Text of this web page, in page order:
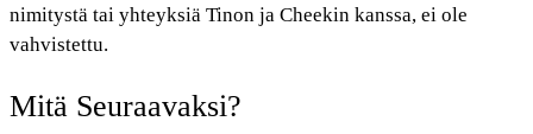
nimitystä tai yhteyksiä Tinon ja Cheekin kanssa, ei ole
vahvistettu.
Mitä Seuraavaksi?